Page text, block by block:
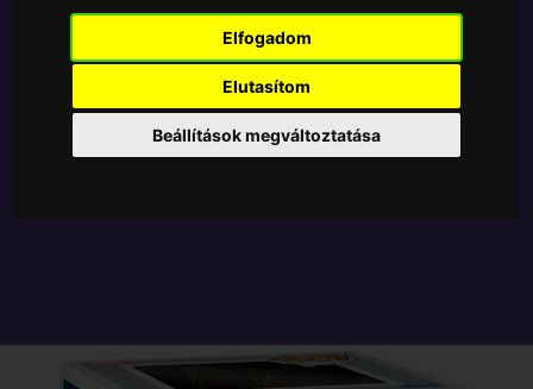
Elfogadom
Elutasítom
Beállítások megváltoztatása
TOVÁBB A VÁSÁRLÁSRA
Tetszik? Osszd meg másokkal!